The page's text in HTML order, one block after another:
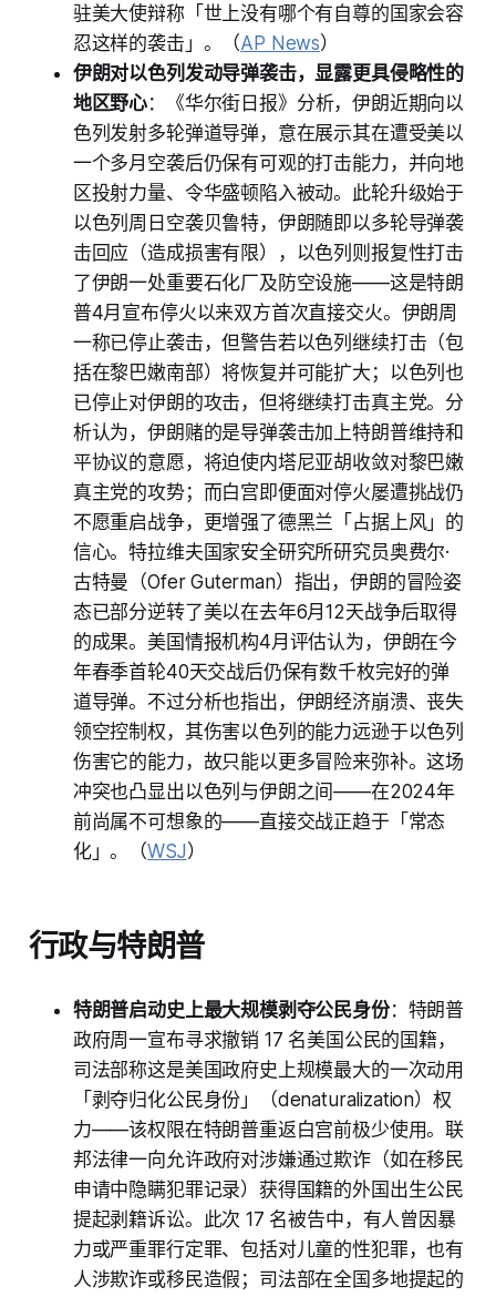
驻美大使辩称「世上没有哪个有自尊的国家会容
忍这样的袭击」。（AP News）
伊朗对以色列发动导弹袭击，显露更具侵略性的
地区野心：《华尔街日报》分析，伊朗近期向以
色列发射多轮弹道导弹，意在展示其在遭受美以
一个多月空袭后仍保有可观的打击能力，并向地
区投射力量、令华盛顿陷入被动。此轮升级始于
以色列周日空袭贝鲁特，伊朗随即以多轮导弹袭
击回应（造成损害有限），以色列则报复性打击
了伊朗一处重要石化厂及防空设施——这是特朗
普4月宣布停火以来双方首次直接交火。伊朗周
一称已停止袭击，但警告若以色列继续打击（包
括在黎巴嫩南部）将恢复并可能扩大；以色列也
已停止对伊朗的攻击，但将继续打击真主党。分
析认为，伊朗赌的是导弹袭击加上特朗普维持和
平协议的意愿，将迫使内塔尼亚胡收敛对黎巴嫩
真主党的攻势；而白宫即便面对停火屡遭挑战仍
不愿重启战争，更增强了德黑兰「占据上风」的
信心。特拉维夫国家安全研究所研究员奥费尔·
古特曼（Ofer Guterman）指出，伊朗的冒险姿
态已部分逆转了美以在去年6月12天战争后取得
的成果。美国情报机构4月评估认为，伊朗在今
年春季首轮40天交战后仍保有数千枚完好的弹
道导弹。不过分析也指出，伊朗经济崩溃、丧失
领空控制权，其伤害以色列的能力远逊于以色列
伤害它的能力，故只能以更多冒险来弥补。这场
冲突也凸显出以色列与伊朗之间——在2024年
前尚属不可想象的——直接交战正趋于「常态
化」。（WSJ）
行政与特朗普
特朗普启动史上最大规模剥夺公民身份：特朗普
政府周一宣布寻求撤销 17 名美国公民的国籍，
司法部称这是美国政府史上规模最大的一次动用
「剥夺归化公民身份」（denaturalization）权
力——该权限在特朗普重返白宫前极少使用。联
邦法律一向允许政府对涉嫌通过欺诈（如在移民
申请中隐瞒犯罪记录）获得国籍的外国出生公民
提起剥籍诉讼。此次 17 名被告中，有人曾因暴
力或严重罪行定罪、包括对儿童的性犯罪，也有
人涉欺诈或移民造假；司法部在全国多地提起的